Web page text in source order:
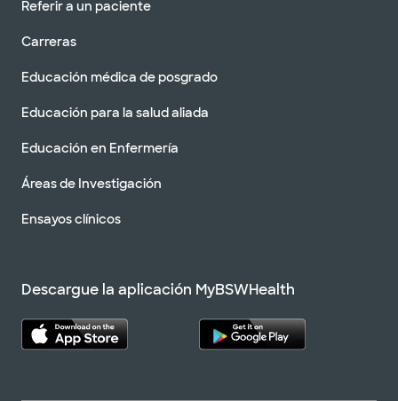
Referir a un paciente
Carreras
Educación médica de posgrado
Educación para la salud aliada
Educación en Enfermería
Áreas de Investigación
Ensayos clínicos
Descargue la aplicación MyBSWHealth